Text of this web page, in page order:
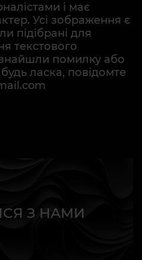
і має
Усі зображення є
підібрані для
текстового
помилку або
будь ласка, повідомте
З НАМИ